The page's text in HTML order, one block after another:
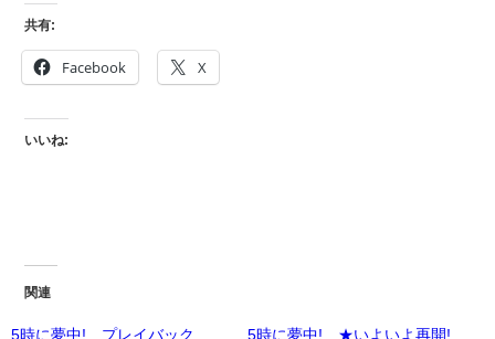
共有:
Facebook X
いいね:
関連
5時に夢中! プレイバック
5時に夢中! ★いよいよ再開!